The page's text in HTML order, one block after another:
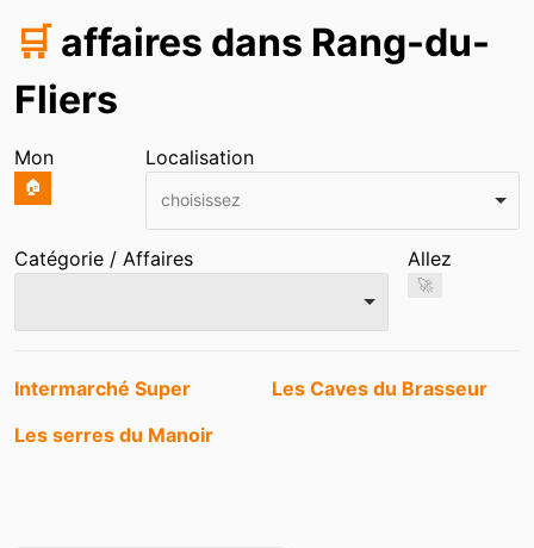
🛒 affaires dans Rang-du-
Fliers
Mon
🏠
Localisation
choisissez
Catégorie / Affaires Allez
🚀
Entrées
Intermarché Super
Les Caves du Brasseur
Les serres du Manoir